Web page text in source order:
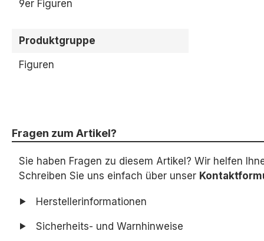
9er Figuren
Produktgruppe
Figuren
Fragen zum Artikel?
Sie haben Fragen zu diesem Artikel? Wir helfen
Schreiben Sie uns einfach über unser
Herstellerinformationen
Sicherheits- und Warnhinweise